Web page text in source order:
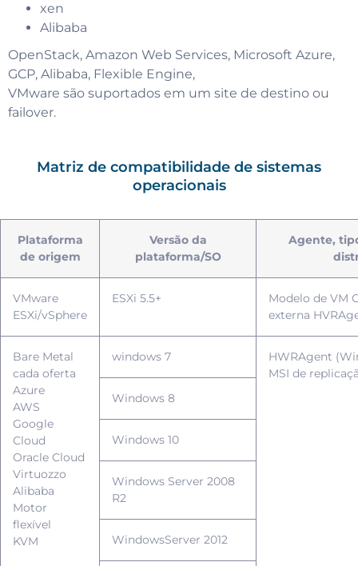
xen
Alibaba
OpenStack, Amazon Web Services, Microsoft Azure,
GCP, Alibaba, Flexible Engine,
VMware são suportados em um site de destino ou
failover.
Matriz de compatibilidade de sistemas
operacionais
Plataforma
de origem
Versão da
plataforma/SO
Agente,
VMware
ESXi/vSphere
ESXi 5.5+
Modelo de VM
externa
Bare Metal
cada oferta
Azure
AWS
Google
Cloud
Oracle Cloud
Virtuozzo
Alibaba
Motor
flexível
KVM
windows 7
HWRAgent
MSI de
Windows 8
Windows 10
Windows Server 2008
R2
WindowsServer 2012